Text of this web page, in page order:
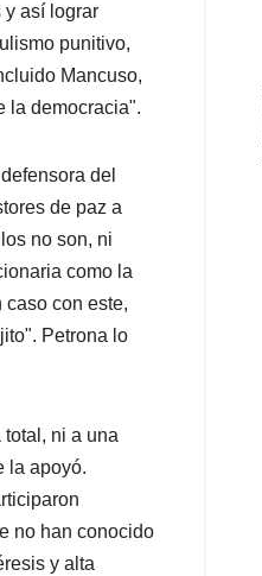
y así lograr
punitivo,
Mancuso,
la democracia".
del
de paz a
no son, ni
como la
con este,
Petrona lo
ni a una
la apoyó.
no han conocido
y alta